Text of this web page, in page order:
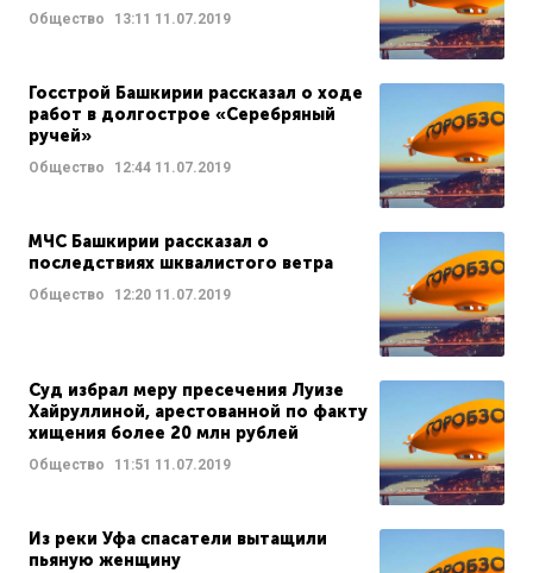
Общество 13:11 11.07.2019
Госстрой Башкирии рассказал о ходе
работ в долгострое «Серебряный
ручей»
Общество 12:44 11.07.2019
МЧС Башкирии рассказал о
последствиях шквалистого ветра
Общество 12:20 11.07.2019
Суд избрал меру пресечения Луизе
Хайруллиной, арестованной по факту
хищения более 20 млн рублей
Общество 11:51 11.07.2019
Из реки Уфа спасатели вытащили
пьяную женщину